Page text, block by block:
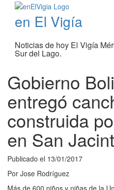
en El Vigía
Noticias de hoy El Vigía
Sur del Lago.
Gobierno
entregó
construida
en San
Publicado el 13/01/2017
Por Jose Rodríguez